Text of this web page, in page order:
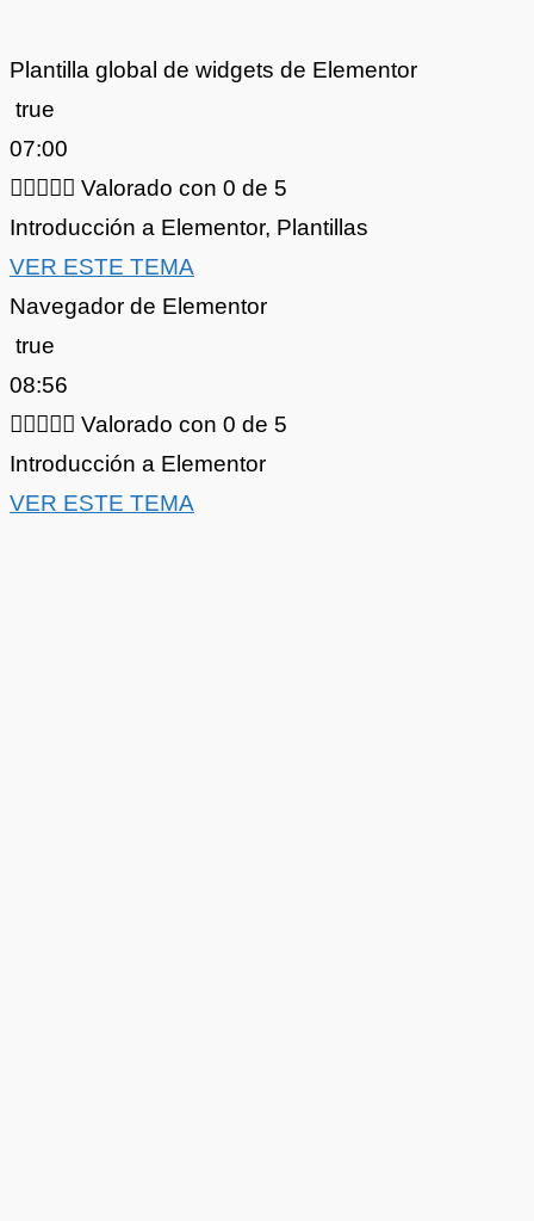
Plantilla global de widgets de Elementor
true
07:00
 Valorado con 0 de 5
Introducción a Elementor, Plantillas
VER ESTE TEMA
Navegador de Elementor
true
08:56
 Valorado con 0 de 5
Introducción a Elementor
VER ESTE TEMA